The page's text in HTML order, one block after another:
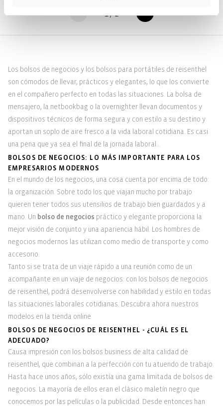
1/2
Los bolsos de negocios y los bolsos para portátiles de reisenthel
son cómodos de llevar, prácticos y elegantes, lo que los convierte
en el compañero perfecto en todas las situaciones. La bolsa de
mensajero, la netbookbag o la overnighter llevan documentos y
dispositivos técnicos de forma segura y con estilo a su destino y
aportan un soplo de aire fresco a la vida laboral cotidiana. Es casi
una pena que ya sea el final de la jornada laboral...
BOLSOS DE NEGOCIOS: LO MÁS IMPORTANTE PARA LOS
EMPRESARIOS MODERNOS
En el mundo de los negocios, una cosa cuenta por encima de todo:
la organización. Sobre todo los que viajan mucho por trabajo
quieren tener todos sus utensilios de trabajo bien guardados y a
mano. Un bolso de negocios práctico y elegante proporciona la
mejor visión de conjunto y una apariencia hábil. Los hombres de
negocios modernos las utilizan como medio de transporte y como
accesorio.
Tanto si se trata de un viaje rápido a una reunión como de un
acompañante en un viaje de negocios: con los bolsos de negocios
de reisenthel, podrá desenvolverse con habilidad y estilo en todas
las situaciones laborales cotidianas. Descubra ahora nuestros
modelos en la tienda online
BOLSOS DE NEGOCIOS DE REISENTHEL - ¿CUÁL ES EL
ADECUADO?
Causa impresión con los bolsos business de alta calidad de
reisenthel, que combinan a la perfección con tu atuendo de trabajo.
Hasta hace unos años, sólo existía una gama limitada de bolsos de
negocios. La mayoría de ellos eran el clásico maletín negro que
conocemos por las películas o la publicidad. Desde entonces han